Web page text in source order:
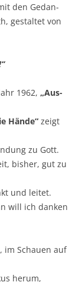
den Gedan­
gestal­tet von
1962, „Aus­
Hän­de“ zeigt
zu Gott.
bis­her, gut zu
und lei­tet.
will ich dan­ken
im Schau­en auf
her­um,